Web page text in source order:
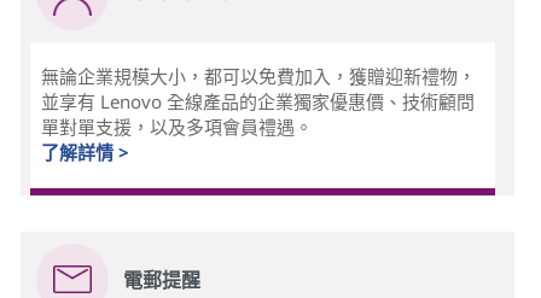
無論企業規模大小，都可以免費加入，獲贈迎新禮物，
並享有 Lenovo 全線產品的企業獨家優惠價、技術顧問
單對單支援，以及多項會員禮遇。
了解詳情 >
電郵提醒